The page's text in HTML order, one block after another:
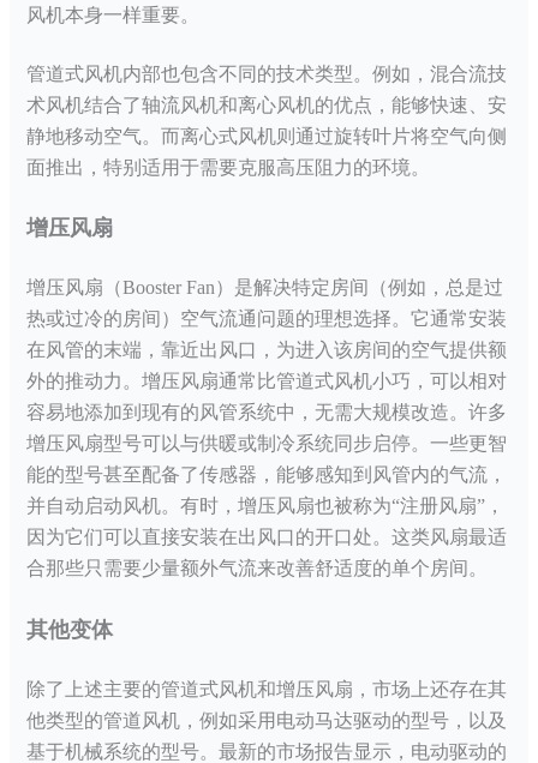
风机本身一样重要。
管道式风机内部也包含不同的技术类型。例如，混合流技
术风机结合了轴流风机和离心风机的优点，能够快速、安
静地移动空气。而离心式风机则通过旋转叶片将空气向侧
面推出，特别适用于需要克服高压阻力的环境。
增压风扇
增压风扇（Booster Fan）是解决特定房间（例如，总是过
热或过冷的房间）空气流通问题的理想选择。它通常安装
在风管的末端，靠近出风口，为进入该房间的空气提供额
外的推动力。增压风扇通常比管道式风机小巧，可以相对
容易地添加到现有的风管系统中，无需大规模改造。许多
增压风扇型号可以与供暖或制冷系统同步启停。一些更智
能的型号甚至配备了传感器，能够感知到风管内的气流，
并自动启动风机。有时，增压风扇也被称为“注册风扇”，
因为它们可以直接安装在出风口的开口处。这类风扇最适
合那些只需要少量额外气流来改善舒适度的单个房间。
其他变体
除了上述主要的管道式风机和增压风扇，市场上还存在其
他类型的管道风机，例如采用电动马达驱动的型号，以及
基于机械系统的型号。最新的市场报告显示，电动驱动的